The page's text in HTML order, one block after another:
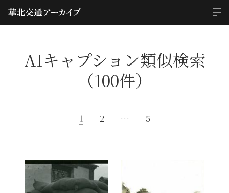
AIキャプション類似検索
（100件）
1 2 … 5